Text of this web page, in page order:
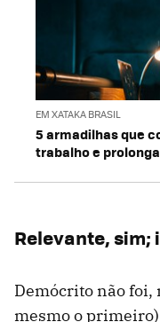
EM XATAKA BRASIL
5 armadilhas que
trabalho e
Relevante, sim;
Demócrito não foi,
mesmo o